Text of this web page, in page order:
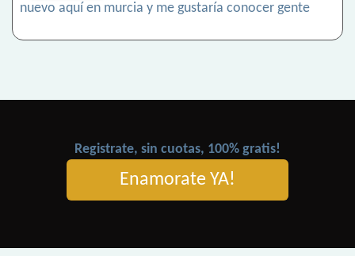
nuevo aquí en murcia y me gustaría conocer gente
Registrate, sin cuotas, 100% gratis!
Enamorate YA!